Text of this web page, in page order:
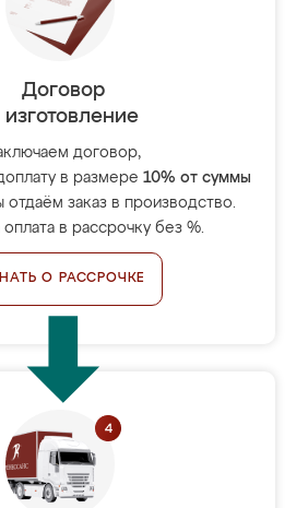
Договор
изготовление
договор,
в размере 10% от суммы
отдаём заказ в производство.
в рассрочку без %.
О РАССРОЧКЕ